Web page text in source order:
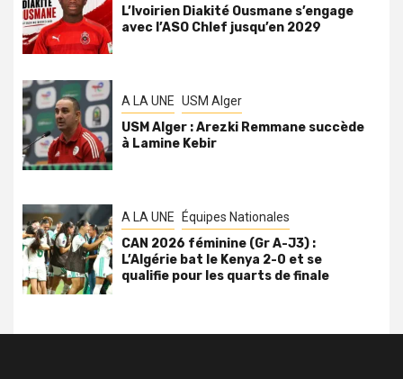
L’Ivoirien Diakité Ousmane s’engage
avec l’ASO Chlef jusqu’en 2029
A LA UNE USM Alger
USM Alger : Arezki Remmane succède
à Lamine Kebir
A LA UNE Équipes Nationales
CAN 2026 féminine (Gr A-J3) :
L’Algérie bat le Kenya 2-0 et se
qualifie pour les quarts de finale